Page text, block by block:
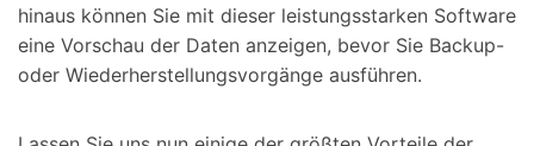
hinaus können Sie mit dieser leistungsstarken Software
eine Vorschau der Daten anzeigen, bevor Sie Backup-
oder Wiederherstellungsvorgänge ausführen.